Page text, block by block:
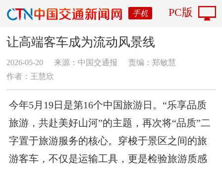
手机 PC版
让高端客车成为流动风景线
2026-05-20 来源：中国交通报
责编：郑敏慧
作者：​王慧欣
今年5月19日是第16个中国旅游日。“乐享品质
旅游，共赴美好山河”的主题，再次将“品质”二
字置于旅游服务的核心。穿梭于景区之间的旅
游客车，不仅是运输工具，更是检验旅游质感